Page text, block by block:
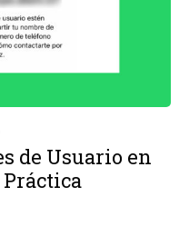
de Usuario en